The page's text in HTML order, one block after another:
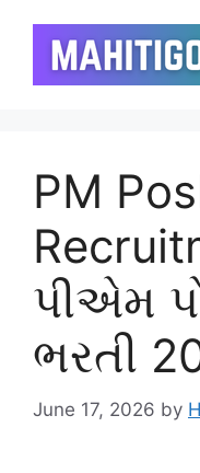
content
PM
પીએમ
ભરતી
June 17, 2026 by